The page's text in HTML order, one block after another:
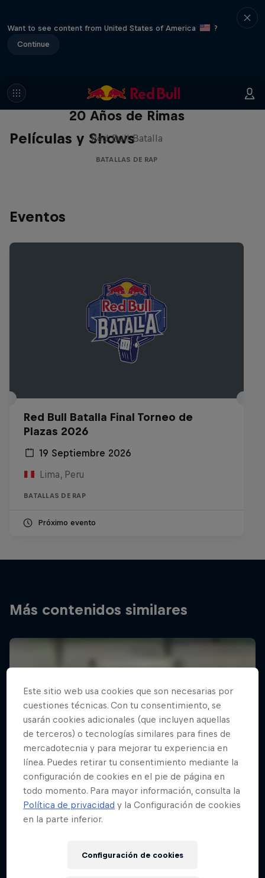
Want to see content from United States of America
?
Continue
Películas y Shows
Red Bull Batalla Nueva Historia:
20 Años de Rimas
Red Bull Batalla
BATALLAS DE RAP
Eventos
Red Bull Batalla Final Torneo de
Plazas 2026
19 Septiembre 2026
Lima, Peru
BATALLAS DE RAP
Próximo evento
Más contenidos similares
Este sitio web usa cookies que son necesarias por
cuestiones técnicas. Con tu consentimiento, se
usarán cookies adicionales (que incluyen aquellas
de terceros) o tecnologías similares para fines de
mercadotecnia y para mejorar tu experiencia en
línea. Puedes retirar tu consentimiento mediante la
configuración de cookies en el pie de página en
todo momento. Para mayor información, consulta la
Política de privacidad y la Configuración de cookies
en la parte inferior.
Configuración de cookies